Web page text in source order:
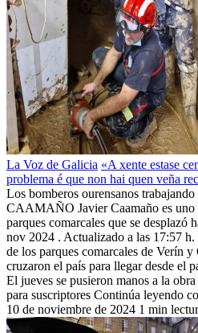
La Voz de Galicia «A xente estase
problema é que non hai quen veña
Los bomberos ourensanos
CAAMAÑO Javier Caamaño es uno
parques comarcales que se desplazó
nov 2024 . Actualizado a las 17:57
de los parques comarcales de Verín
cruzaron el país para llegar desde el
El jueves se pusieron manos a la
para suscriptores Continúa leyendo
10 de noviembre de 2024 1 min